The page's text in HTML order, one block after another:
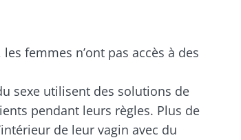
femmes n’ont pas accès à des
sexe utilisent des solutions de
pendant leurs règles. Plus de
de leur vagin avec du